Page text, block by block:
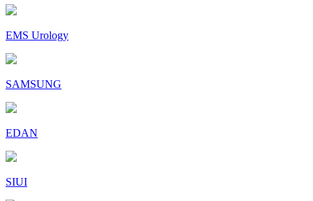
EMS Urology
SAMSUNG
EDAN
SIUI